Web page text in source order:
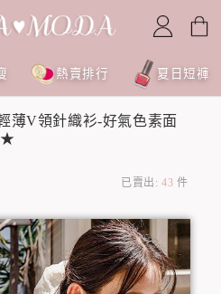
熱賣排行 夏日短褲
薄V領針織衫-好氣色素面
已賣出: 43 件